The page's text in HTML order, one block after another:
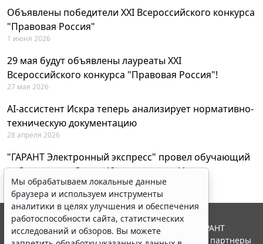
Объявлены победители XXI Всероссийского конкурса
"Правовая Россия"
1 июня 2026
29 мая будут объявлены лауреаты XXI
Всероссийского конкурса "Правовая Россия"!
27 мая 2026
AI-ассистент Искра теперь анализирует нормативно-
техническую документацию
28 апреля 2026
"ГАРАНТ Электронный экспресс" провел обучающий
вебинар по работе с AI-ассистентом Искра
23 апреля 2026
Мы обрабатываем локальные данные
браузера и используем инструменты
аналитики в целях улучшения и обеспечения
работоспособности сайта, статистических
исследований и обзоров. Вы можете
© ООО "НПП "ГАРАНТ-СЕРВИС", 2026. Система ГАРАНТ
выпускается с 1990 года. Компания "Гарант" и ее партнеры